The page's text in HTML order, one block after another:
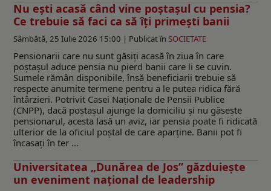
Nu ești acasă când vine poștașul cu pensia?
Ce trebuie să faci ca să îți primești banii
Sâmbătă, 25 Iulie 2026 15:00 | Publicat în SOCIETATE
Pensionarii care nu sunt găsiți acasă în ziua în care
poștașul aduce pensia nu pierd banii care li se cuvin.
Sumele rămân disponibile, însă beneficiarii trebuie să
respecte anumite termene pentru a le putea ridica fără
întârzieri. Potrivit Casei Naționale de Pensii Publice
(CNPP), dacă poștașul ajunge la domiciliu și nu găsește
pensionarul, acesta lasă un aviz, iar pensia poate fi ridicată
ulterior de la oficiul poștal de care aparține. Banii pot fi
încasați în ter ...
Universitatea „Dunărea de Jos” găzduiește
un eveniment național de leadership